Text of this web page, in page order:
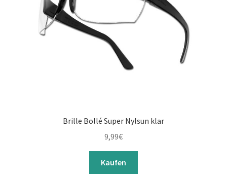
Brille Bollé Super Nylsun klar
9,99€
Kaufen